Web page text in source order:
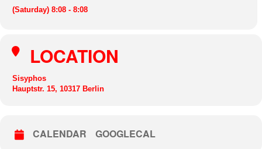
(Saturday) 8:08 - 8:08
LOCATION
Sisyphos
Hauptstr. 15, 10317 Berlin
CALENDAR GOOGLECAL